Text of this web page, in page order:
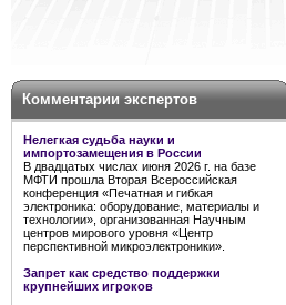
Комментарии экспертов
Нелегкая судьба науки и
импортозамещения в России
В двадцатых числах июня 2026 г. на базе
МФТИ прошла Вторая Всероссийская
конференция «Печатная и гибкая
электроника: оборудование, материалы и
технологии», организованная Научным
центров мирового уровня «Центр
перспективной микроэлектроники».
Запрет как средство поддержки
крупнейших игроков